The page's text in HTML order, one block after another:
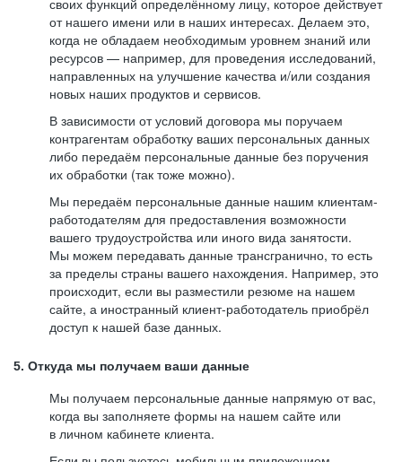
своих функций определённому лицу, которое действует
от нашего имени или в наших интересах. Делаем это,
когда не обладаем необходимым уровнем знаний или
ресурсов — например, для проведения исследований,
направленных на улучшение качества и/или создания
новых наших продуктов и сервисов.
В зависимости от условий договора мы поручаем
контрагентам обработку ваших персональных данных
либо передаём персональные данные без поручения
их обработки (так тоже можно).
Мы передаём персональные данные нашим клиентам-
работодателям для предоставления возможности
вашего трудоустройства или иного вида занятости.
Мы можем передавать данные трансгранично, то есть
за пределы страны вашего нахождения. Например, это
происходит, если вы разместили резюме на нашем
сайте, а иностранный клиент-работодатель приобрёл
доступ к нашей базе данных.
5. Откуда мы получаем ваши данные
Мы получаем персональные данные напрямую от вас,
когда вы заполняете формы на нашем сайте или
в личном кабинете клиента.